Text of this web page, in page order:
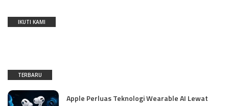
IKUTI KAMI
TERBARU
Apple Perluas Teknologi Wearable AI Lewat